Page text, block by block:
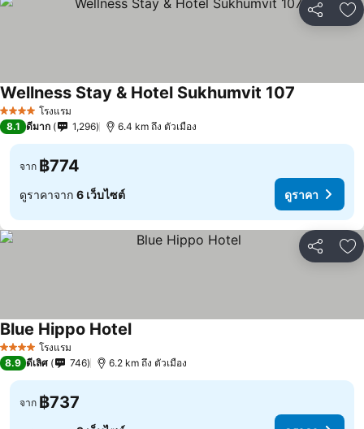
แชร์ เ
4 ดาว โรงแรม
Wellness Stay & Hotel Sukhumvit 107
8.1 ดีมาก 1,296 6.4 km ถึง ตัวเมือง
จาก ฿774
ดูราคาจาก 6 เว็บไซต์ ดูราคา
แชร์ เ
4 ดาว โรงแรม
Blue Hippo Hotelดูราคา
8.9 ดีเลิศ 746 6.2 km ถึง ตัวเมือง
จาก ฿737